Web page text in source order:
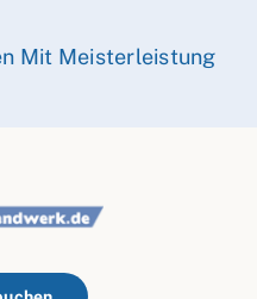
Mit Meisterleistung